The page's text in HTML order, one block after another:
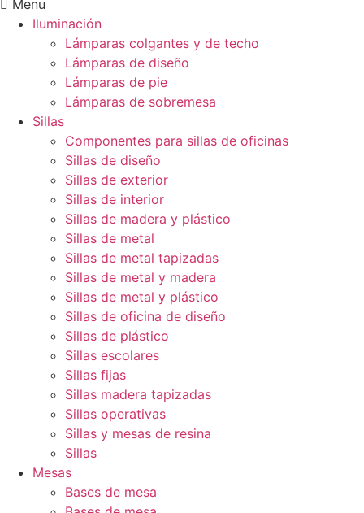
Menu
Iluminación
Lámparas colgantes y de techo
Lámparas de diseño
Lámparas de pie
Lámparas de sobremesa
Sillas
Componentes para sillas de oficinas
Sillas de diseño
Sillas de exterior
Sillas de interior
Sillas de madera y plástico
Sillas de metal
Sillas de metal tapizadas
Sillas de metal y madera
Sillas de metal y plástico
Sillas de oficina de diseño
Sillas de plástico
Sillas escolares
Sillas fijas
Sillas madera tapizadas
Sillas operativas
Sillas y mesas de resina
Sillas
Mesas
Bases de mesa